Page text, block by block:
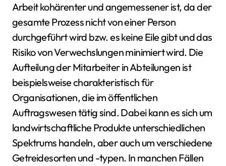
Arbeit kohärenter und angemessener ist, da der
gesamte Prozess nicht von einer Person
durchgeführt wird bzw. es keine Eile gibt und das
Risiko von Verwechslungen minimiert wird. Die
Aufteilung der Mitarbeiter in Abteilungen ist
beispielsweise charakteristisch für
Organisationen, die im öffentlichen
Auftragswesen tätig sind. Dabei kann es sich um
landwirtschaftliche Produkte unterschiedlichen
Spektrums handeln, aber auch um verschiedene
Getreidesorten und -typen. In manchen Fällen